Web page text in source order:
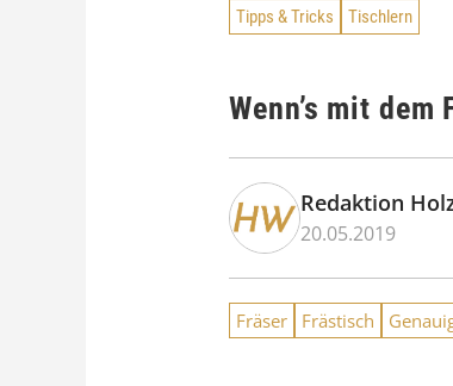
Tipps & Tricks Tischlern
Wenn’s mit
Redaktion
20.05.2019
Fräser Frästisch